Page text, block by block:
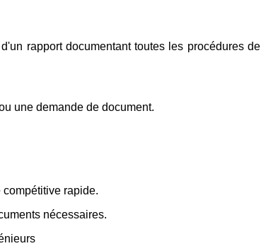
rapport documentant toutes les procédures de
une demande de document.
rapide.
nécessaires.